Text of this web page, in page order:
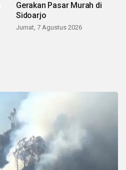
Gerakan Pasar Murah di
Sidoarjo
Jumat, 7 Agustus 2026